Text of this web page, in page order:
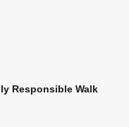
Responsible Walk